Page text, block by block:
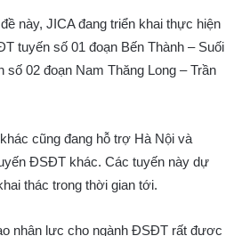
này, JICA đang triển khai thực hiện
tuyến số 01 đoạn Bến Thành – Suối
số 02 đoạn Nam Thăng Long – Trần
cũng đang hỗ trợ Hà Nội và
ĐSĐT khác. Các tuyến này dự
thác trong thời gian tới.
nhân lực cho ngành ĐSĐT rất được